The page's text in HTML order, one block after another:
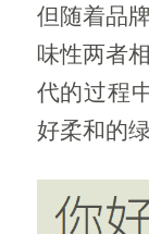
但随着品
味性两者
代的过程
好柔和的